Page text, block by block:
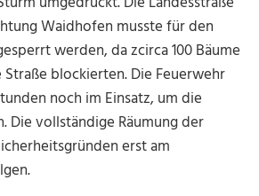
Waidhofen musste für den
werden, da zcirca 100 Bäume
Straße blockierten. Die Feuerwehr
noch im Einsatz, um die
Die vollständige Räumung der
erst am